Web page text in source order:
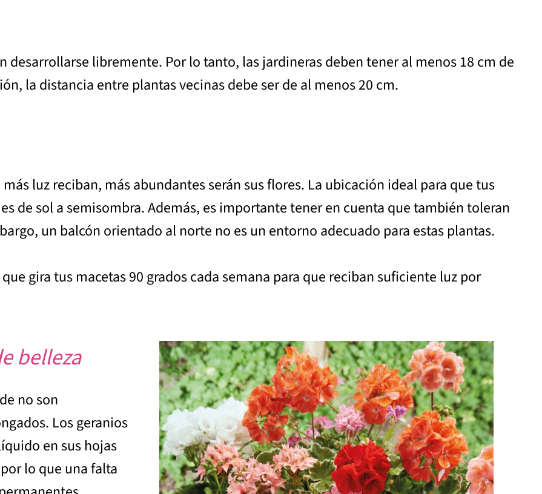
desarrollarse libremente. Por lo tanto, las jardineras deben tener al menos 18 cm de
la distancia entre plantas vecinas debe ser de al menos 20 cm.
luz reciban, más abundantes serán sus flores. La ubicación ideal para que tus
de sol a semisombra. Además, es importante tener en cuenta que también toleran
un balcón orientado al norte no es un entorno adecuado para estas plantas.
gira tus macetas 90 grados cada semana para que reciban suficiente luz por
belleza
no son
Los geranios
en sus hojas
lo que una falta